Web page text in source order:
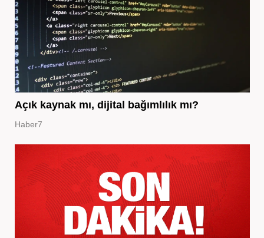
Açık kaynak mı, dijital bağımlılık mı?
Haber7